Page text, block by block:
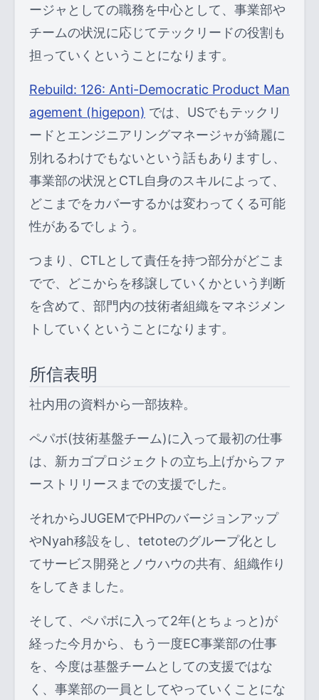
ージャとしての職務を中心として、事業部や
チームの状況に応じてテックリードの役割も
担っていくということになります。
Rebuild: 126: Anti-Democratic Product Man
agement (higepon) では、USでもテックリ
ードとエンジニアリングマネージャが綺麗に
別れるわけでもないという話もありますし、
事業部の状況とCTL自身のスキルによって、
どこまでをカバーするかは変わってくる可能
性があるでしょう。
つまり、CTLとして責任を持つ部分がどこま
でで、どこからを移譲していくかという判断
を含めて、部門内の技術者組織をマネジメン
トしていくということになります。
所信表明
社内用の資料から一部抜粋。
ペパボ(技術基盤チーム)に入って最初の仕事
は、新カゴプロジェクトの立ち上げからファ
ーストリリースまでの支援でした。
それからJUGEMでPHPのバージョンアップ
やNyah移設をし、tetoteのグループ化とし
てサービス開発とノウハウの共有、組織作り
をしてきました。
そして、ペパボに入って2年(とちょっと)が
経った今月から、もう一度EC事業部の仕事
を、今度は基盤チームとしての支援ではな
く、事業部の一員としてやっていくことにな